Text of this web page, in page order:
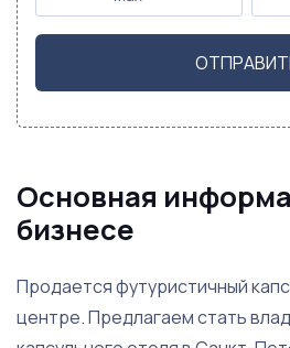
Основная
бизнесе
Продается футуристичный
центре. Предлагаем стать